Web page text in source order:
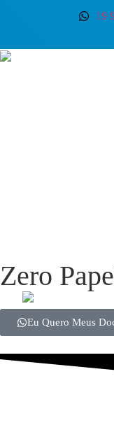
19
Zero
Eu Quero Meus